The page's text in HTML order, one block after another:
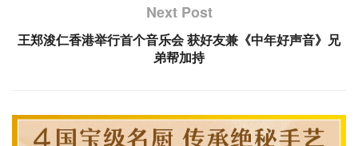
Next Post
王郑浚仁香港举行首个音乐会 获好友兼《中年好声音》兄
弟帮加持